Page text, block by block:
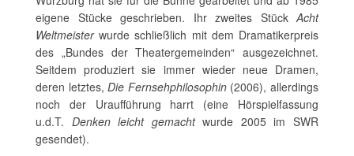
eigene Stücke geschrieben. Ihr zweites StückAcht
Weltmeisterwurde schließlich mit dem Dramatikerpreis
des „Bundes der Theatergemeinden“ ausgezeichnet.
Seitdem produziert sie immer wieder neue Dramen,
deren letztes,Die Fernsehphilosophin(2006), allerdings
noch der Uraufführung harrt (eine Hörspielfassung
u.d.T. Denken leicht gemachtwurde 2005 im SWR
gesendet).